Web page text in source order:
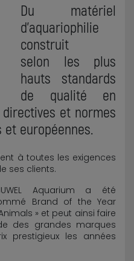
Du matériel
d'aquariophilie
construit
selon les plus
hauts standards
de qualité en
et normes
européennes.
à toutes les exigences
ses clients.
Aquarium a été
Brand of the Year
» et peut ainsi faire
des grandes marques
prestigieux les années